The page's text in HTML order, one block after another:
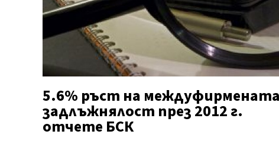
5.6% ръст на междуфирмената
задлъжнялост през 2012 г.
отчете БСК